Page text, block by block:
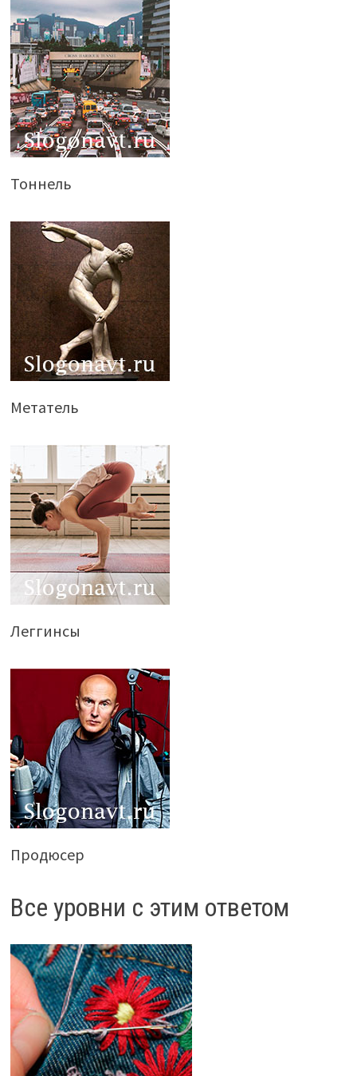
Тоннель
Метатель
Леггинсы
Продюсер
Все уровни с этим ответом